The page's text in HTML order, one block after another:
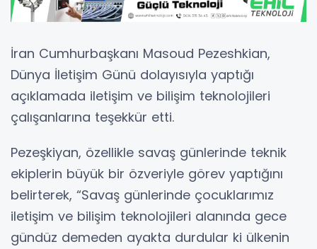
İran Cumhurbaşkanı Masoud Pezeshkian,
Dünya İletişim Günü dolayısıyla yaptığı
açıklamada iletişim ve bilişim teknolojileri
çalışanlarına teşekkür etti.
Pezeşkiyan, özellikle savaş günlerinde teknik
ekiplerin büyük bir özveriyle görev yaptığını
belirterek, “Savaş günlerinde çocuklarımız
iletişim ve bilişim teknolojileri alanında gece
gündüz demeden ayakta durdular ki ülkenin